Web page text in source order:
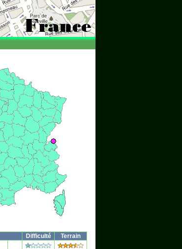
Difficulté
Terrain